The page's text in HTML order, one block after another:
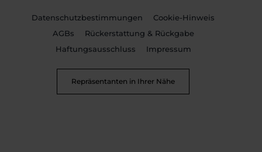
Datenschutzbestimmungen
Cookie-Hinweis
AGBs
Rückerstattung & Rückgabe
Haftungsausschluss
Impressum
Repräsentanten in Ihrer Nähe